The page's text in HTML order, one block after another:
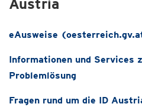
Austria
eAusweise
Informationen und Services
Problemlösung
Fragen rund um die ID